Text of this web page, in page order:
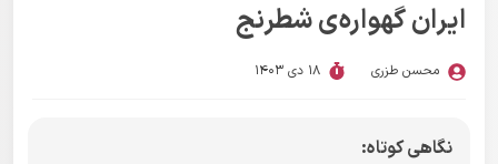
ایران گهواره‌ی شطرنج
محسن طزری 18 دی 1403
نگاهی کوتاه: